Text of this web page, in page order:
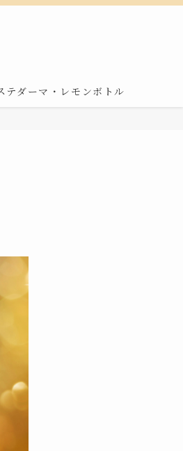
テダーマ・レモンボトル